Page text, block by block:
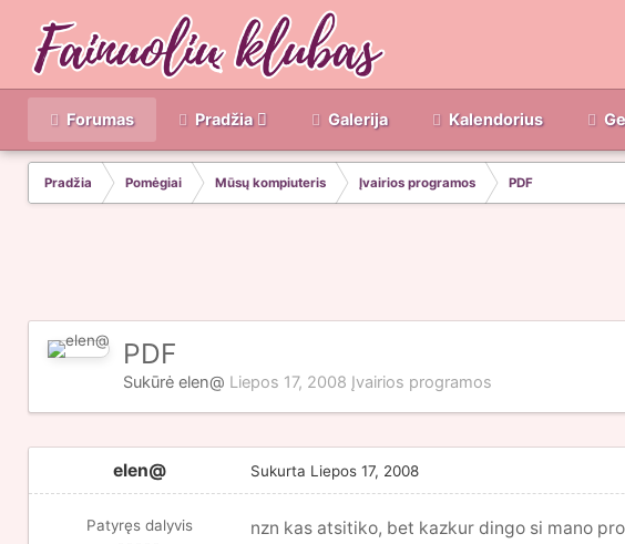
Forumas Pradžia Galerija Kalendorius
Pradžia Pomėgiai Mūsų kompiuteris Įvairios programos PDF
PDF
Sukūrė elen@ Liepos 17, 2008 Įvairios programos
elen@
Patyręs dalyvis
Sukurta Liepos 17, 2008
nzn kas atsitiko, bet kazkur dingo si mano